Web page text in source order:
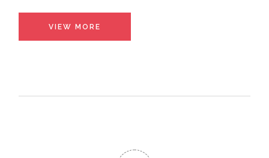
VIEW MORE